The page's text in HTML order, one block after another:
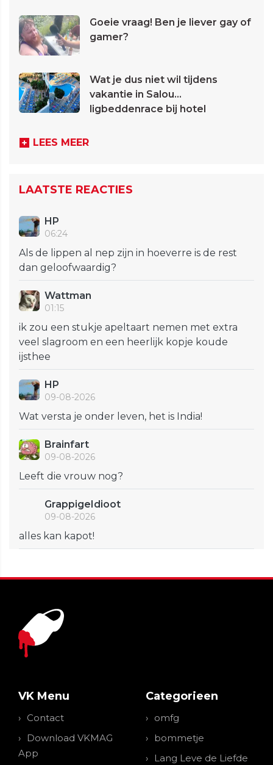
Goeie vraag! Ben je liever gay of
gamer?
Wat je dus niet wil tijdens
vakantie in Salou...
ligbeddenrace bij hotel
LEES MEER
LAATSTE REACTIES
HP
06:24
Als de lippen al nep zijn in hoeverre is de rest
dan geloofwaardig?
Wattman
01:15
ik zou een stukje apeltaart nemen met extra
veel slagroom en een heerlijk kopje koude
ijsthee
HP
09-08-2026
Wat versta je onder leven, het is India!
Brainfart
09-08-2026
Leeft die vrouw nog?
GrappigeIdioot
09-08-2026
alles kan kapot!
VK Menu
Contact
Download VKMAG
App
Categorieen
omfg
bommetje
Lang Leve de Liefde